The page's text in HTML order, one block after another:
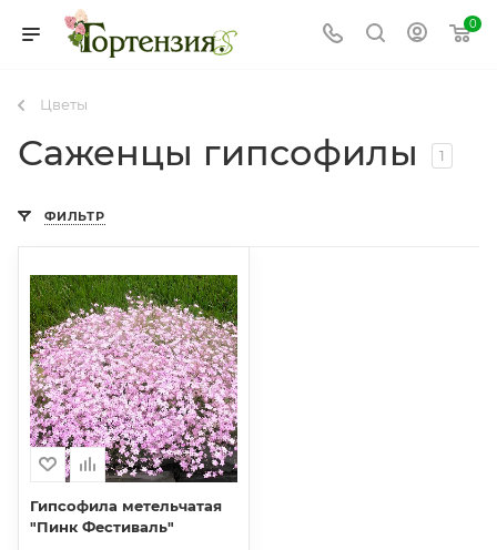
0
Цветы
Саженцы гипсофилы 1
ФИЛЬТР
Гипсофила метельчатая
"Пинк Фестиваль"